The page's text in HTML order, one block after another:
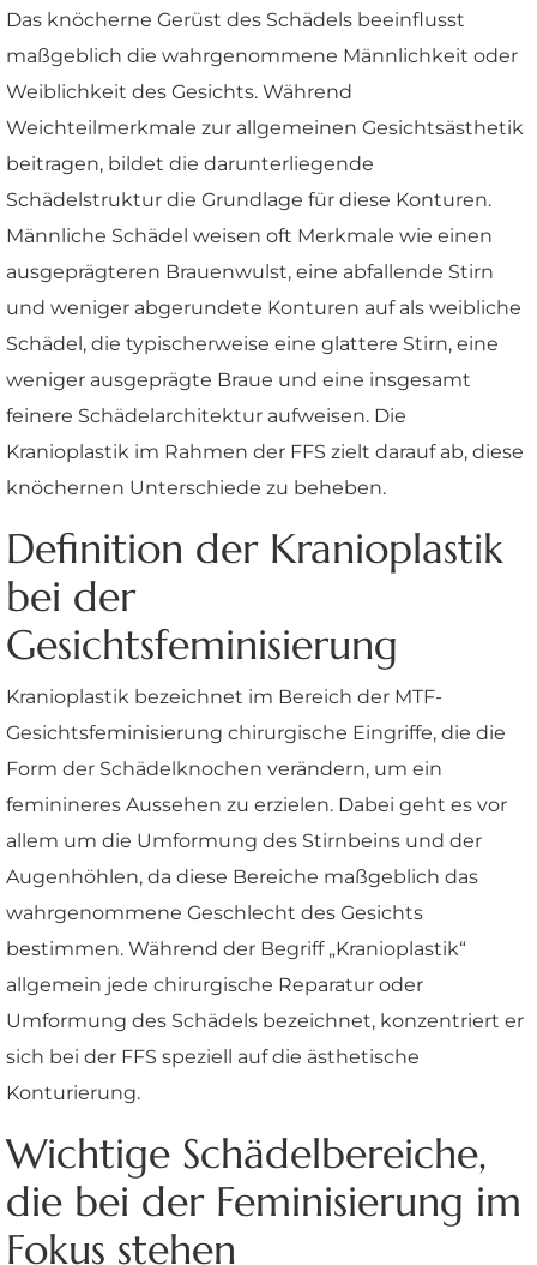
Das knöcherne Gerüst des Schädels beeinflusst
maßgeblich die wahrgenommene Männlichkeit oder
Weiblichkeit des Gesichts. Während
Weichteilmerkmale zur allgemeinen Gesichtsästhetik
beitragen, bildet die darunterliegende
Schädelstruktur die Grundlage für diese Konturen.
Männliche Schädel weisen oft Merkmale wie einen
ausgeprägteren Brauenwulst, eine abfallende Stirn
und weniger abgerundete Konturen auf als weibliche
Schädel, die typischerweise eine glattere Stirn, eine
weniger ausgeprägte Braue und eine insgesamt
feinere Schädelarchitektur aufweisen. Die
Kranioplastik im Rahmen der FFS zielt darauf ab, diese
knöchernen Unterschiede zu beheben.
Definition der Kranioplastik
bei der
Gesichtsfeminisierung
Kranioplastik bezeichnet im Bereich der MTF-
Gesichtsfeminisierung chirurgische Eingriffe, die die
Form der Schädelknochen verändern, um ein
feminineres Aussehen zu erzielen. Dabei geht es vor
allem um die Umformung des Stirnbeins und der
Augenhöhlen, da diese Bereiche maßgeblich das
wahrgenommene Geschlecht des Gesichts
bestimmen. Während der Begriff „Kranioplastik“
allgemein jede chirurgische Reparatur oder
Umformung des Schädels bezeichnet, konzentriert er
sich bei der FFS speziell auf die ästhetische
Konturierung.
Wichtige Schädelbereiche,
die bei der Feminisierung im
Fokus stehen